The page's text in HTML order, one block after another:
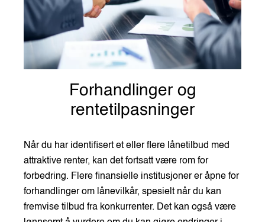
Forhandlinger og
rentetilpasninger
Når du har identifisert et eller flere lånetilbud med
attraktive renter, kan det fortsatt være rom for
forbedring. Flere finansielle institusjoner er åpne for
forhandlinger om lånevilkår, spesielt når du kan
fremvise tilbud fra konkurrenter. Det kan også være